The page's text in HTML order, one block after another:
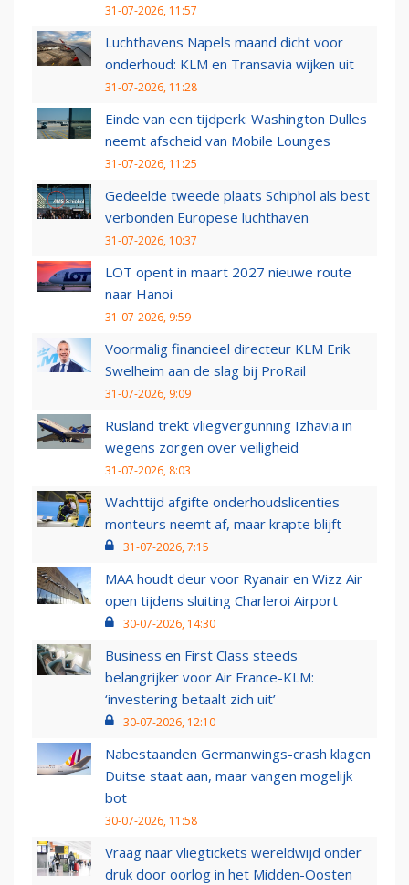
31-07-2026, 11:57
Luchthavens Napels maand dicht voor
onderhoud: KLM en Transavia wijken uit
31-07-2026, 11:28
Einde van een tijdperk: Washington Dulles
neemt afscheid van Mobile Lounges
31-07-2026, 11:25
Gedeelde tweede plaats Schiphol als best
verbonden Europese luchthaven
31-07-2026, 10:37
LOT opent in maart 2027 nieuwe route
naar Hanoi
31-07-2026, 9:59
Voormalig financieel directeur KLM Erik
Swelheim aan de slag bij ProRail
31-07-2026, 9:09
Rusland trekt vliegvergunning Izhavia in
wegens zorgen over veiligheid
31-07-2026, 8:03
Wachttijd afgifte onderhoudslicenties
monteurs neemt af, maar krapte blijft
31-07-2026, 7:15
MAA houdt deur voor Ryanair en Wizz Air
open tijdens sluiting Charleroi Airport
30-07-2026, 14:30
Business en First Class steeds
belangrijker voor Air France-KLM:
‘investering betaalt zich uit’
30-07-2026, 12:10
Nabestaanden Germanwings-crash klagen
Duitse staat aan, maar vangen mogelijk
bot
30-07-2026, 11:58
Vraag naar vliegtickets wereldwijd onder
druk door oorlog in het Midden-Oosten